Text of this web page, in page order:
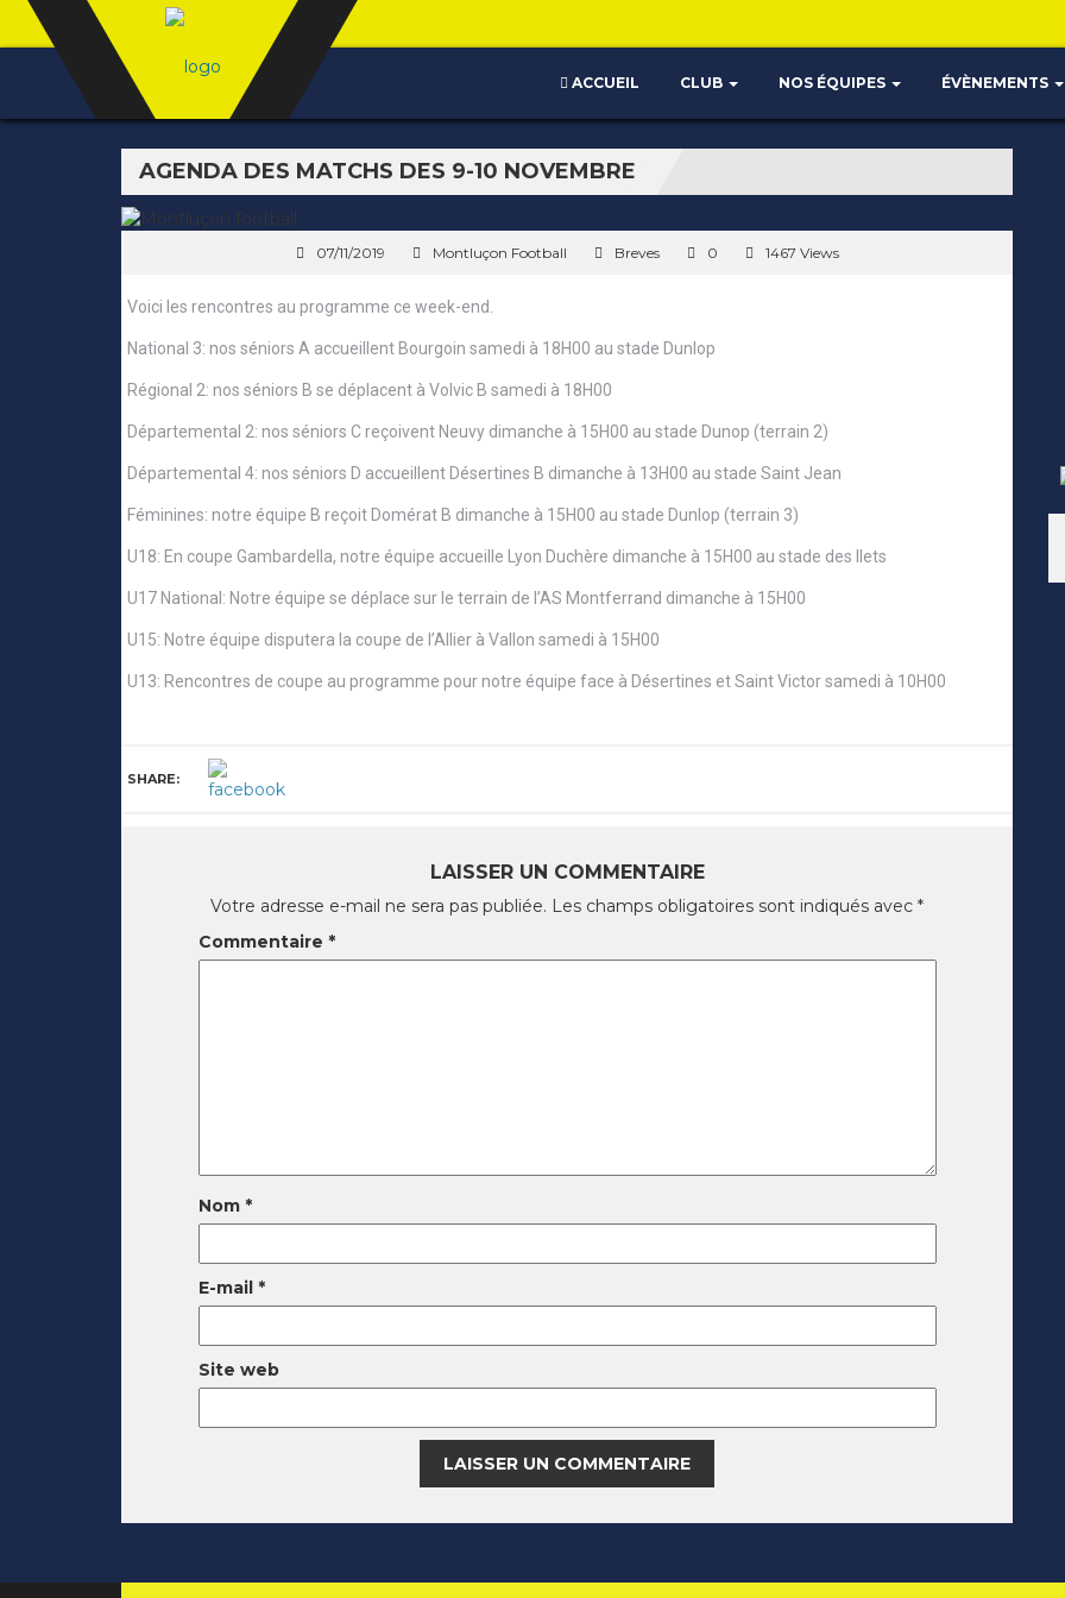
ACCUEIL CLUB NOS ÉQUIPES ÉVÈNEMENTS
AGENDA DES MATCHS DES 9-10 NOVEMBRE
07/11/2019 Montluçon Football Breves 0 1467 Views
Voici les rencontres au programme ce week-end.
National 3: nos séniors A accueillent Bourgoin samedi à 18H00 au stade Dunlop
Régional 2: nos séniors B se déplacent à Volvic B samedi à 18H00
Départemental 2: nos séniors C reçoivent Neuvy dimanche à 15H00 au stade Dunop (terrain 2)
Départemental 4: nos séniors D accueillent Désertines B dimanche à 13H00 au stade Saint Jean
Féminines: notre équipe B reçoit Domérat B dimanche à 15H00 au stade Dunlop (terrain 3)
U18: En coupe Gambardella, notre équipe accueille Lyon Duchère dimanche à 15H00 au stade des Ilets
U17 National: Notre équipe se déplace sur le terrain de l’AS Montferrand dimanche à 15H00
U15: Notre équipe disputera la coupe de l’Allier à Vallon samedi à 15H00
U13: Rencontres de coupe au programme pour notre équipe face à Désertines et Saint Victor samedi à 10H00
SHARE:
LAISSER UN COMMENTAIRE
Votre adresse e-mail ne sera pas publiée. Les champs obligatoires sont indiqués avec *
Commentaire *
Nom *
E-mail *
Site web